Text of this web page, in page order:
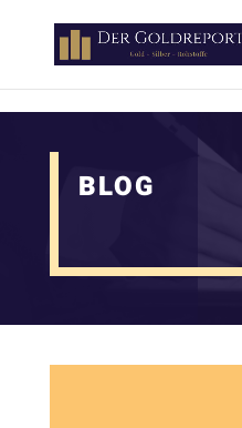
BLOG